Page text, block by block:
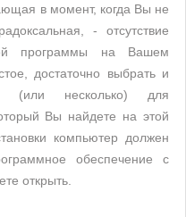
в момент, когда Вы не
- отсутствие
программы на Вашем
достаточно выбрать и
(или несколько) для
Вы найдете на этой
компьютер должен
обеспечение с
открыть.